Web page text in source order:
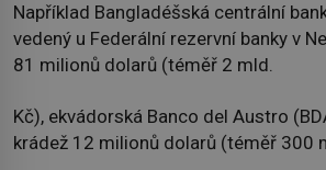
Například Bangladéšská centrální
vedený u Federální rezervní banky v
81 milionů dolarů (téměř 2 mld.
Kč), ekvádorská Banco del Austro
krádež 12 milionů dolarů (téměř 300